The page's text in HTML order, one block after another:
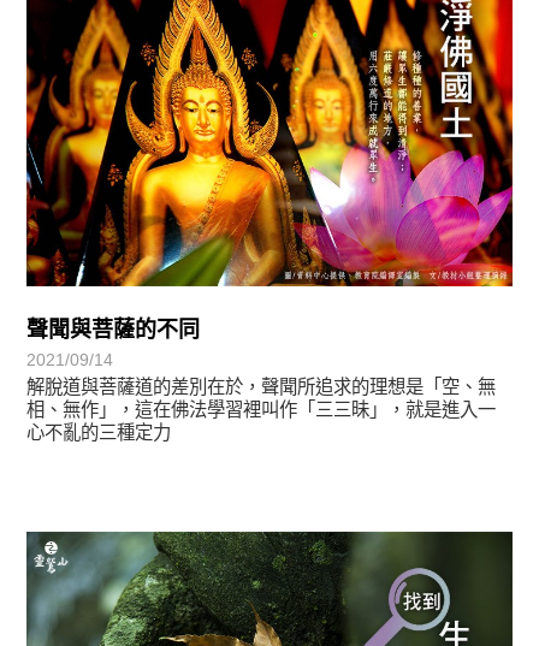
聲聞與菩薩的不同
2021/09/14
解脫道與菩薩道的差別在於，聲聞所追求的理想是「空、無
相、無作」，這在佛法學習裡叫作「三三昧」，就是進入一
心不亂的三種定力